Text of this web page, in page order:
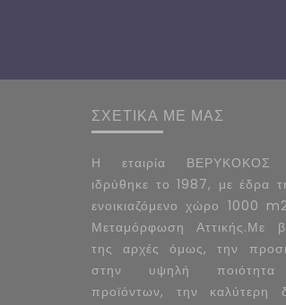
ΣΧΕΤΙΚΑ ΜΕ ΜΑΣ
Η εταιρία ΒΕΡΥΚΟΚΟΣ
ιδρύθηκε το 1987, με έδρα
ενοικιαζόμενο χώρο 1000
Μεταμόρφωση Αττικής.Με
της αρχές όμως, την
στην υψηλή
προϊόντων, την καλύτερη